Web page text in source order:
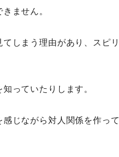
ません。
しまう理由があり、スピ
っていたりします。
じながら対人関係を作っ